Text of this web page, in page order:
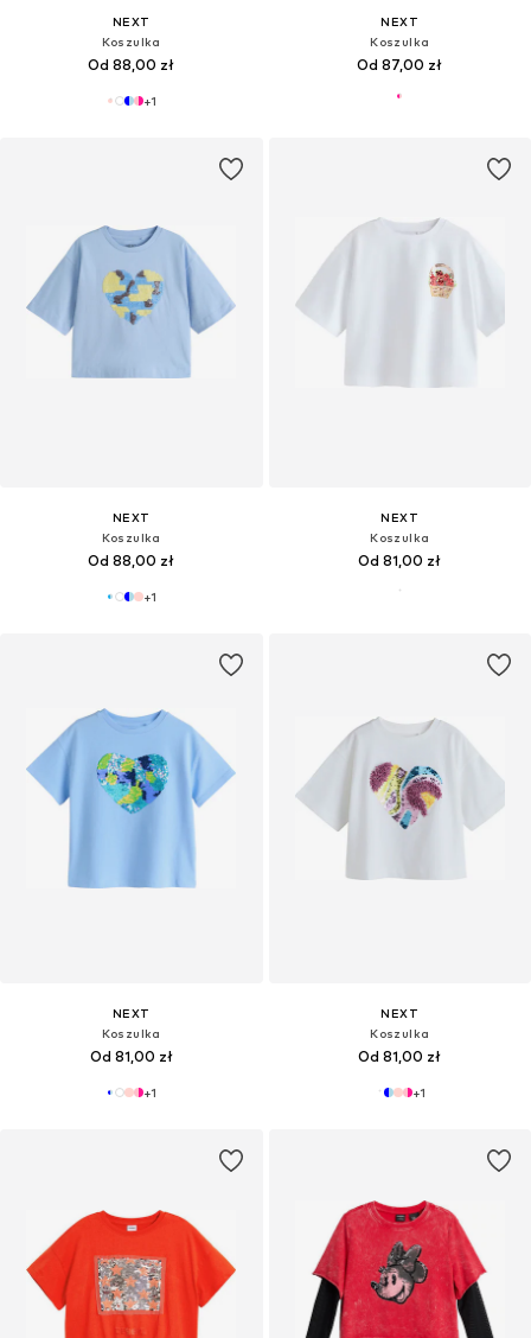
NEXT
Koszulka
Od 88,00 zł
+1
NEXT
Koszulka
Od 87,00 zł
NEXT
Koszulka
Od 88,00 zł
+1
NEXT
Koszulka
Od 81,00 zł
NEXT
Koszulka
Od 81,00 zł
+1
NEXT
Koszulka
Od 81,00 zł
+1